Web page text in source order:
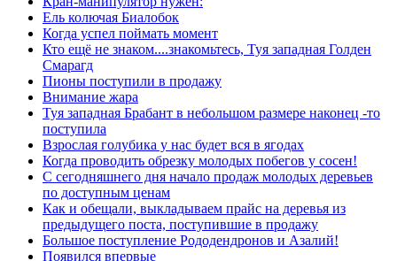
Ель колючая Биалобок
Когда успел поймать момент
Кто ещё не знаком....знакомьтесь, Туя западная Голден
Смарагд
Пионы поступили в продажу
Внимание жара
Туя западная Брабант в небольшом размере наконец -то
поступила
Взрослая голубика у нас будет вся в ягодах
Когда проводить обрезку молодых побегов у сосен!
С сегодняшнего дня начало продаж молодых деревьев
по доступным ценам
Как и обещали, выкладываем прайс на деревья из
предыдущего поста, поступившие в продажу
Большое поступление Рододендронов и Азалий!
Появился впервые